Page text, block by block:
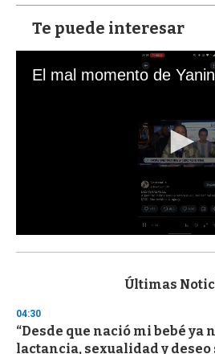
Te puede interesar
s
d
s
o
Últimas
04:30
“Desde que nació mi bebé ya
lactancia, sexualidad y deseo